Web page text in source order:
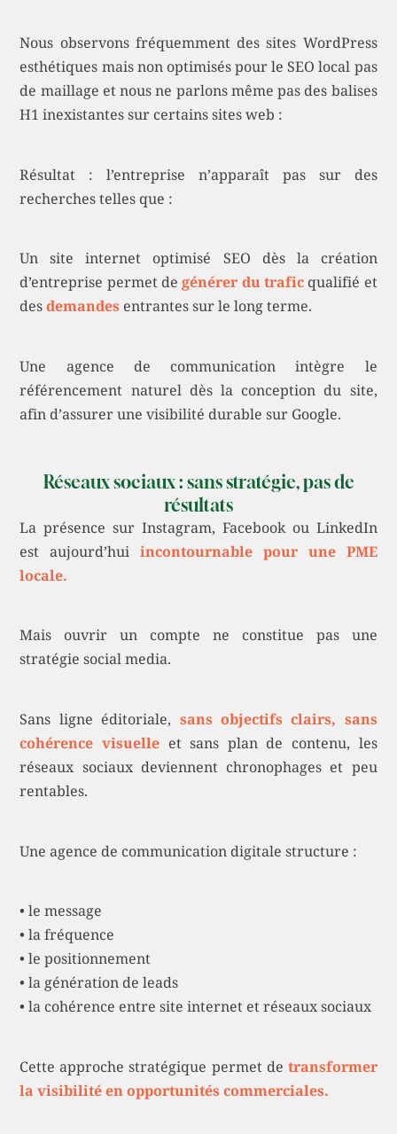
Nous observons fréquemment des sites WordPress
esthétiques mais non optimisés pour le SEO local pas
de maillage et nous ne parlons même pas des balises
H1 inexistantes sur certains sites web :
Résultat : l’entreprise n’apparaît pas sur des
recherches telles que :
Un site internet optimisé SEO dès la création
d’entreprise permet degénérer du trafic qualifié et
desdemandes entrantes sur le long terme.
Une agence de communication intègre le
référencement naturel dès la conception du site,
afin d’assurer une visibilité durable sur Google.
Réseaux sociaux : sans stratégie, pas de
résultats
La présence sur Instagram, Facebook ou LinkedIn
est aujourd’huiincontournable pour une PME
locale.
Mais ouvrir un compte ne constitue pas une
stratégie social media.
Sans ligne éditoriale, sans objectifs clairs, sans
cohérence visuelle et sans plan de contenu, les
réseaux sociaux deviennent chronophages et peu
rentables.
Une agence de communication digitale structure :
• le message
• la fréquence
• le positionnement
• la génération de leads
• la cohérence entre site internet et réseaux sociaux
Cette approche stratégique permet de transformer
la visibilité en opportunités commerciales.